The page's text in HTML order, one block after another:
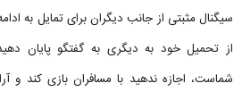
سیگنال مثبتی از جانب دیگران برای تمایل به
از تحمیل خود به دیگری به گفتگو پایان
شماست، اجازه ندهید با مسافران بازی کند و